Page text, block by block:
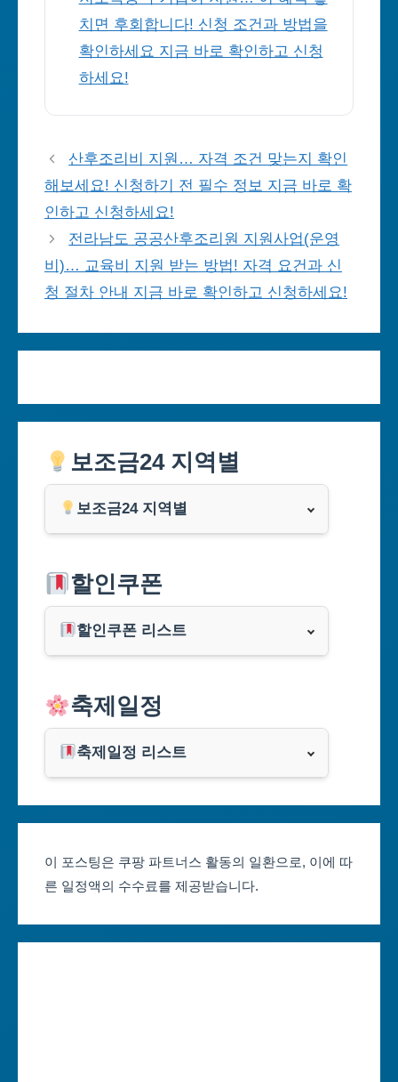
치면 후회합니다! 신청 조건과 방법을
확인하세요 지금 바로 확인하고 신청
하세요!
산후조리비 지원… 자격 조건 맞는지 확인
해보세요! 신청하기 전 필수 정보 지금 바로 확
인하고 신청하세요!
전라남도 공공산후조리원 지원사업(운영
비)… 교육비 지원 받는 방법! 자격 요건과 신
청 절차 안내 지금 바로 확인하고 신청하세요!
보조금24 지역별
보조금24 지역별
부산광역시
대구광역시
인천광역시
광주광역시
대전광역시
할인쿠폰
할인쿠폰 리스트
쿠팡
클룩
축제일정
축제일정 리스트
대구축제 일정
인천축제 일정
이 포스팅은 쿠팡 파트너스 활동의 일환으로, 이에 따
른 일정액의 수수료를 제공받습니다.